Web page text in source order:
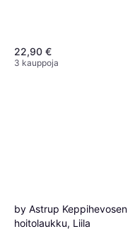
22,90 €
3 kauppoja
by Astrup Keppihevosen
hoitolaukku, Liila